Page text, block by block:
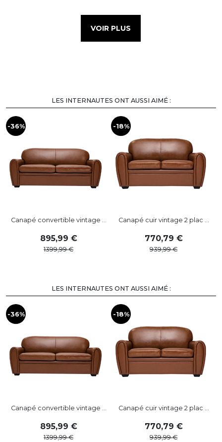
VOIR PLUS
LES INTERNAUTES ONT AUSSI AIMÉ :
-36%
Canapé convertible vintage ...
895,99
1399,99
-18%
Canapé cuir vintage 2 plac ...
770,79
939,99
LES INTERNAUTES ONT AUSSI AIMÉ :
-36%
Canapé convertible vintage ...
895,99
1399,99
-18%
Canapé cuir vintage 2 plac ...
770,79
939,99